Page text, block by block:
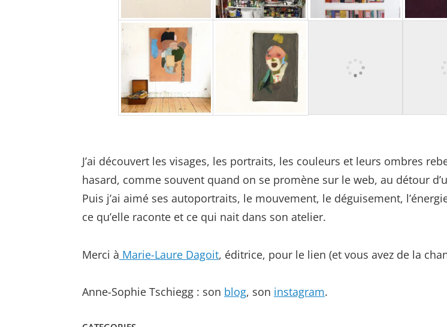
J’ai découvert les visages, les portraits, les couleurs et leurs ombres
hasard, comme souvent quand on se promène sur le web, au détour
Puis j’ai aimé ses autoportraits, le mouvement, le déguisement,
ce qu’elle raconte et ce qui nait dans son atelier.
Merci à Marie-Laure Dagoit, éditrice, pour le lien (et vous avez de la
Anne-Sophie Tschiegg : son blog, son instagram.